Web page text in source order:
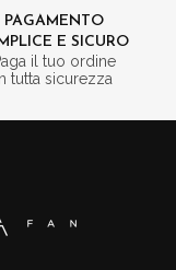
PAGAMENTO
E SICURO
il tuo ordine
tutta sicurezza